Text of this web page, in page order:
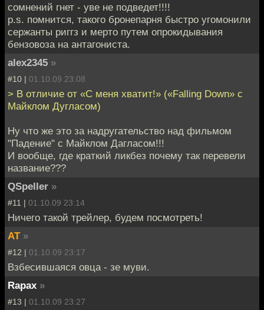
сомнений гнет - уве не подведет!!!!
p.s. помнится, такого бронепарня быстро угомонили
сержанты риггз и мерто путем опрокидывания
бензовоза на антагониста.
alex2345 »
#10 | 01.10.09 23:08
> В отличие от «С меня хватит!» («Falling Down» с
Майклом Дугласом)
Ну что же это за надругательство над фильмом
"Падение" с Майклом Дагласом!!!
И вообще, где краткий ликбез почему так перевели
название???
QSpeller »
#11 | 01.10.09 23:14
Ничего такой трейлер, будем посмотреть!
AT »
#12 | 01.10.09 23:17
Взбесившаяся овца - зе муви.
Rapax »
#13 | 01.10.09 23:27